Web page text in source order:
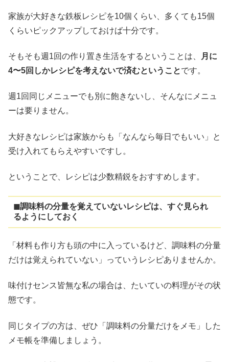
家族が大好きな鉄板レシピを10個くらい、多くても15個
くらいピックアップしておけば十分です。
そもそも週1回の作り置き生活をするということは、
月に
4〜5回しかレシピを考えないで済むということです。
週1回同じメニューでも別に飽きないし、そんなにメニュ
ーは要りません。
大好きなレシピは家族からも「なんなら毎日でもいい」と
受け入れてもらえやすいですし。
ということで、レシピは少数精鋭をおすすめします。
◼︎調味料の分量を覚えていないレシピは、すぐ見られ
るようにしておく
「材料も作り方も頭の中に入っているけど、調味料の分量
だけは覚えられていない」っていうレシピありませんか。
味付けセンス皆無な私の場合は、たいていの料理がその状
態です。
同じタイプの方は、ぜひ「調味料の分量だけをメモ」した
メモ帳を準備しましょう。